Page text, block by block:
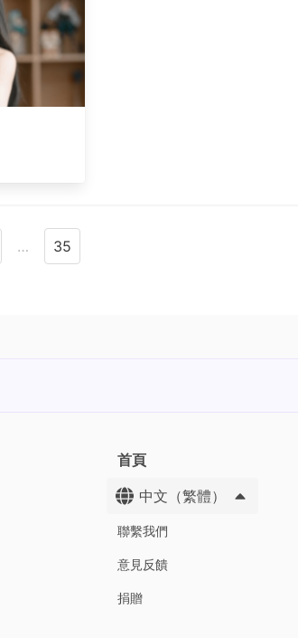
… 35
首頁
中文（繁體）
聯繫我們
意見反饋
捐贈